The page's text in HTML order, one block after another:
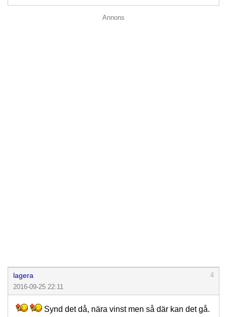
Annons
lagera
4
2016-09-25 22:11
Synd det då, nära vinst men så där kan det gå.